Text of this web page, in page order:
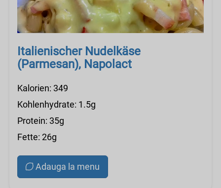
Italienischer Nudelkäse
(Parmesan), Napolact
Kalorien: 349
Kohlenhydrate: 1.5g
Protein: 35g
Fette: 26g
Adauga la menu